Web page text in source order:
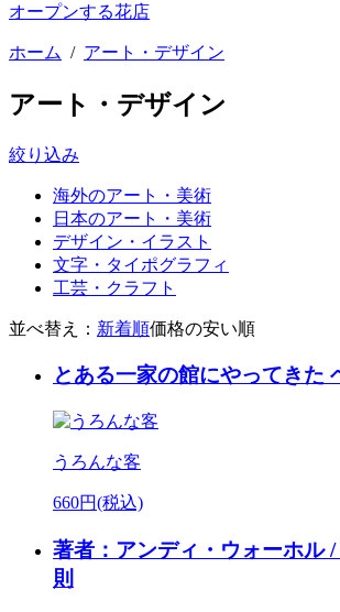
オープンする花店
ホーム / アート・デザイン
アート・デザイン
絞り込み
海外のアート・美術
日本のアート・美術
デザイン・イラスト
文字・タイポグラフィ
工芸・クラフト
並べ替え： 新着順価格の安い順
とある一家の館にやってきた
うろんな客
660円(税込)
著者：アンディ・ウォーホル
則